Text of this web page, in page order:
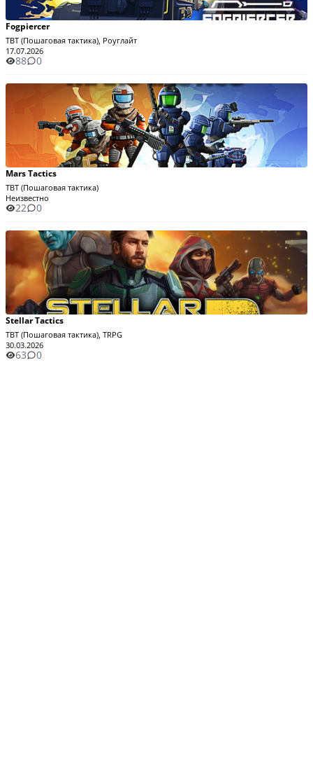
Fogpiercer
TBT (Пошаговая тактика), Роуглайт
17.07.2026
88 0
Mars Tactics
TBT (Пошаговая тактика)
Неизвестно
22 0
Stellar Tactics
TBT (Пошаговая тактика), TRPG
30.03.2026
63 0